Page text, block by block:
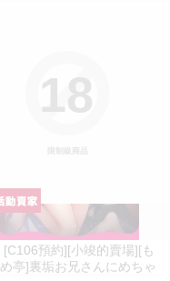
限制級商品
18
[C106預約][小竣的賣場][も
亭]裏垢お兄さんにめちゃ